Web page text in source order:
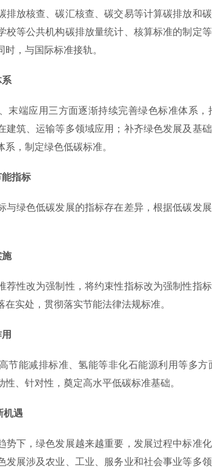
放核查、碳汇核查、碳交易等计算碳排放和
校等公共机构碳排放量统计、核算标准的制定
，与国际标准接轨。
端应用三方面逐渐持续完善绿色标准体系，
建筑、运输等多领域应用；补齐绿色发展及基
，制定绿色低碳标准。
指标
绿色低碳发展的指标存在差异，根据低碳发
性改为强制性，将约束性指标改为强制性指
实处，贯彻落实节能法律法规标准。
能减排标准、氢能等非化石能源利用等多方
、针对性，奠定高水平低碳标准基础。
遇
下，绿色发展越来越重要，发展过程中标准化
发展涉及农业、工业、服务业和社会事业等多